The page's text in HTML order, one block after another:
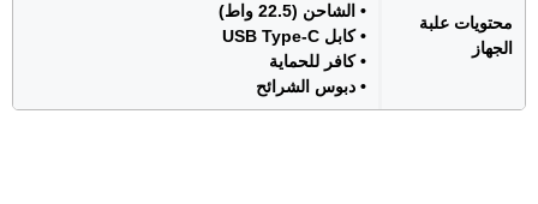
محتويات علبة
الجهاز
• الشاحن (22.5 واط)
• كابل USB Type-C
• كافر للحماية
• دبوس الشرائح